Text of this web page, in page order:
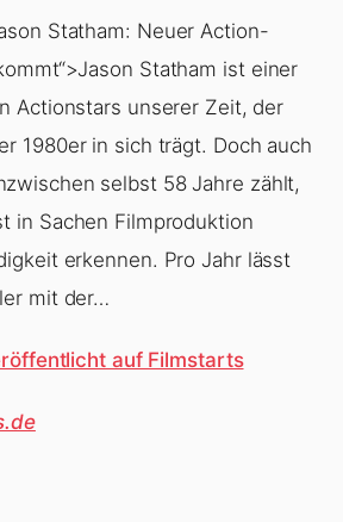
Statham: Neuer Action-
Statham ist einer
Actionstars unserer Zeit, der
1980er in sich trägt. Doch auch
selbst 58 Jahre zählt,
in Sachen Filmproduktion
erkennen. Pro Jahr lässt
mit der…
auf Filmstarts